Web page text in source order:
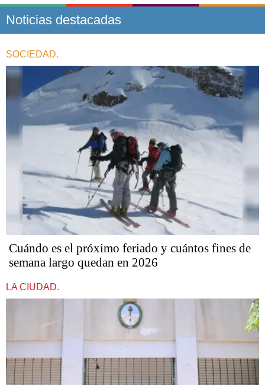
Noticias destacadas
SOCIEDAD.
Cuándo es el próximo feriado y cuántos fines de
semana largo quedan en 2026
LA CIUDAD.